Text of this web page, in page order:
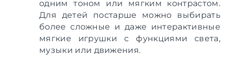
одним тоном или мягким контрастом.
Для детей постарше можно выбирать
более сложные и даже интерактивные
мягкие игрушки с функциями света,
музыки или движения.